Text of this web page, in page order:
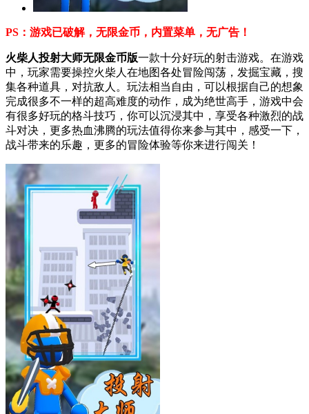
PS：游戏已破解，无限金币，内置菜单，无广告！
火柴人投射大师无限金币版一款十分好玩的射击游戏。在游戏
中，玩家需要操控火柴人在地图各处冒险闯荡，发掘宝藏，搜
集各种道具，对抗敌人。玩法相当自由，可以根据自己的想象
完成很多不一样的超高难度的动作，成为绝世高手，游戏中会
有很多好玩的格斗技巧，你可以沉浸其中，享受各种激烈的战
斗对决，更多热血沸腾的玩法值得你来参与其中，感受一下，
战斗带来的乐趣，更多的冒险体验等你来进行闯关！